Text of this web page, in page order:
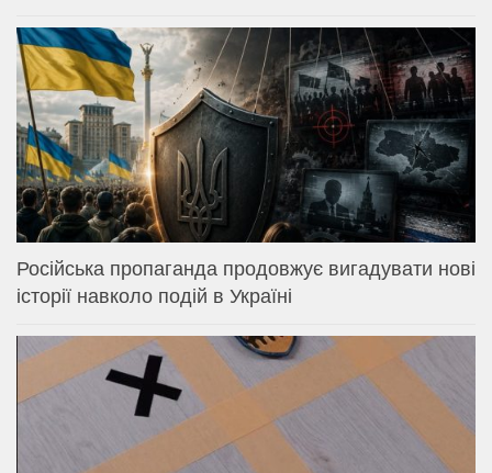
Російська пропаганда продовжує вигадувати нові
історії навколо подій в Україні